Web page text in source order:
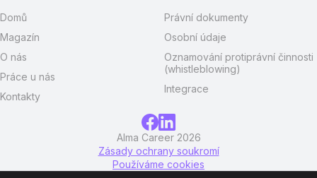
Domů
Magazín
O nás
Práce u nás
Kontakty
Právní dokumenty
Osobní údaje
Oznamování protiprávní činnosti
(whistleblowing)
Integrace
Alma Career 2026
Zásady ochrany soukromí
Používáme cookies